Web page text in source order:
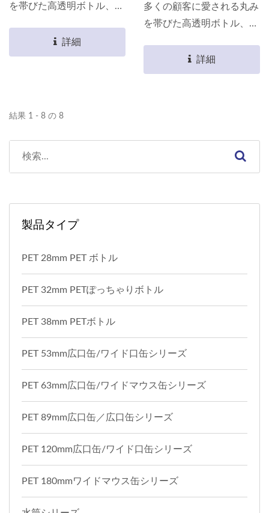
を帯びた高透明ボトル、か
合わせることで、かわいさ
とファッション感を両立さ
できます。
詳細
多くの顧客に愛される丸み
を帯びた高透明ボトル、か
合わせることで、かわいさ
とファッション感を両立さ
らしい一日を楽しむことが
詳細
結果 1 - 8 の 8
製品タイプ
PET 28mm PET ボトル
PET 32mm PETぽっちゃりボトル
PET 38mm PETボトル
PET 53mm広口缶/ワイド口缶シリーズ
PET 63mm広口缶/ワイドマウス缶シリーズ
PET 89mm広口缶／広口缶シリーズ
PET 120mm広口缶/ワイド口缶シリーズ
PET 180mmワイドマウス缶シリーズ